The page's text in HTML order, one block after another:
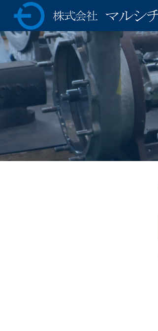
株式会社マルシチ 各種ポ
ンプの製造販売・油圧プ
レス機械の専業メーカー